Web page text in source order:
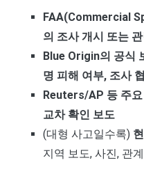
FAA(Commercial
의 조사 개시 또는 관
Blue Origin의 공식
명 피해 여부, 조사
Reuters/AP 등 주
교차 확인 보도
(대형 사고일수록)
지역 보도, 사진, 관